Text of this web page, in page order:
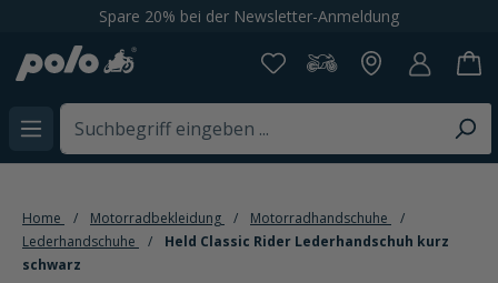
springenSpare 20% bei der Newsletter-Anmeldung
Home Motorradbekleidung
Motorradhandschuhe
Lederhandschuhe
Held Classic Rider Lederhandschuh kurz
schwarz